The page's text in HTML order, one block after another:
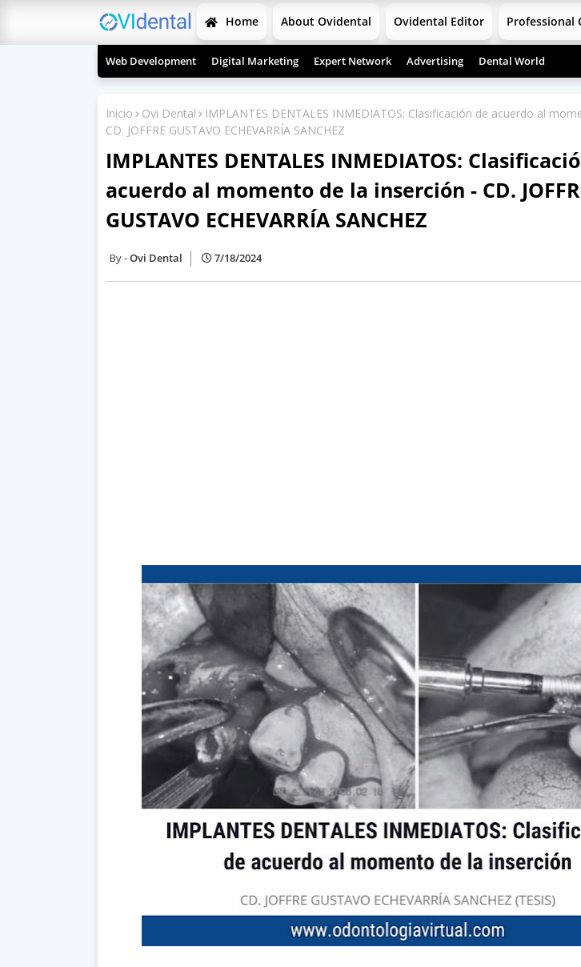
Home About Ovidental Ovidental Editor Professional
Web Development Digital Marketing Expert Network Advertising Dental World
Inicio Ovi Dental
IMPLANTES DENTALES INMEDIATOS: Clasificación de acuerdo al
CD. JOFFRE GUSTAVO ECHEVARRÍA SANCHEZ
IMPLANTES DENTALES INMEDIATOS:
acuerdo al momento de la inserción - CD.
GUSTAVO ECHEVARRÍA SANCHEZ
Ovi Dental 7/18/2024